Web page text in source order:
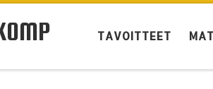
TAVOITTEET